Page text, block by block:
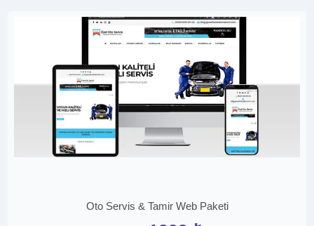
Oto Servis & Tamir Web Paketi